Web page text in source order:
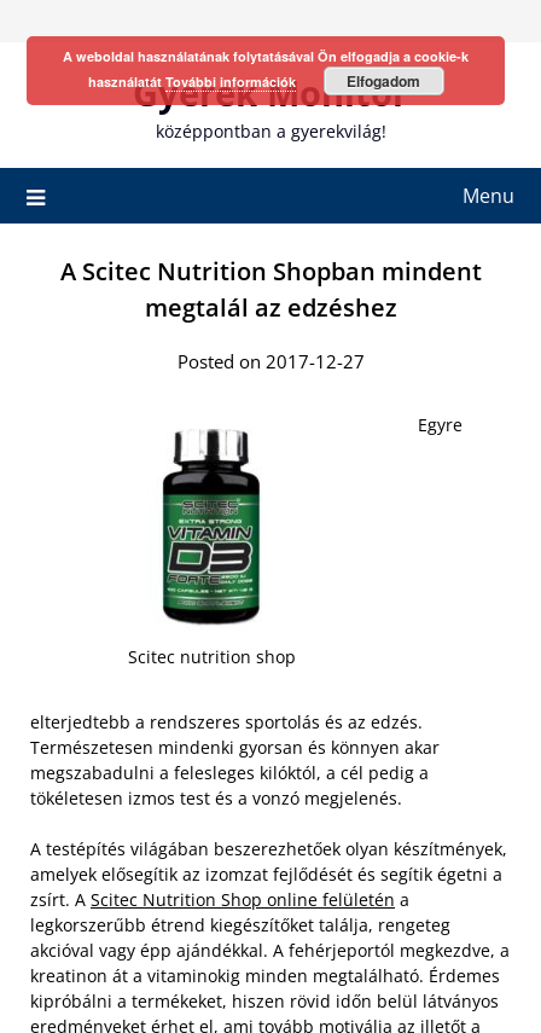
Gyerek Monitor
középpontban a gyerekvilág!
Menu
A Scitec Nutrition Shopban mindent
megtalál az edzéshez
Posted on 2017-12-27
Scitec nutrition shop
Egyre
elterjedtebb a rendszeres sportolás és az edzés.
Természetesen mindenki gyorsan és könnyen akar
megszabadulni a felesleges kilóktól, a cél pedig a
tökéletesen izmos test és a vonzó megjelenés.
A testépítés világában beszerezhetőek olyan készítmények,
amelyek elősegítik az izomzat fejlődését és segítik égetni a
zsírt. A Scitec Nutrition Shop online felületén a
legkorszerűbb étrend kiegészítőket találja, rengeteg
akcióval vagy épp ajándékkal. A fehérjeportól megkezdve, a
kreatinon át a vitaminokig minden megtalálható. Érdemes
kipróbálni a termékeket, hiszen rövid időn belül látványos
eredményeket érhet el, ami tovább motiválja az illetőt a
A weboldal használatának folytatásával Ön elfogadja a cookie-k
használatát További információk Elfogadom